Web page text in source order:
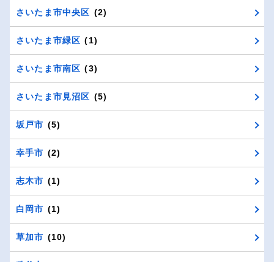
さいたま市中央区 (2)
さいたま市緑区 (1)
さいたま市南区 (3)
さいたま市見沼区 (5)
坂戸市 (5)
幸手市 (2)
志木市 (1)
白岡市 (1)
草加市 (10)